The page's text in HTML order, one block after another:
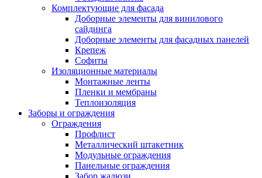
Комплектующие для фасада
Доборные элементы для винилового
сайдинга
Доборные элементы для фасадных панелей
Крепеж
Софиты
Изоляционные материалы
Монтажные ленты
Пленки и мембраны
Теплоизоляция
Заборы и ограждения
Ограждения
Профлист
Металлический штакетник
Модульные ограждения
Панельные ограждения
Забор жалюзи